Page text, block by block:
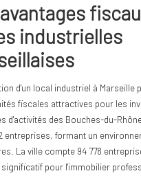
industrielles
d'un local industriel à Marseille
fiscales attractives pour les
d'activités des Bouches-du-
entreprises, formant un
La ville compte 94 778
pour l'immobilier